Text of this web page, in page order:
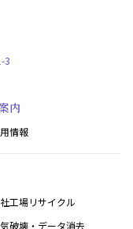
3
内
情報
工場リサイクル
破壊・データ消去